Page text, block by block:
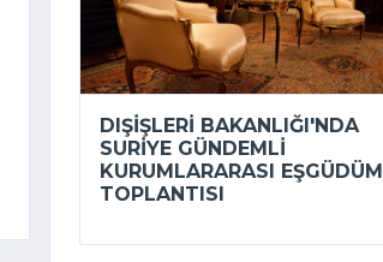
DIŞIŞLERI BAKANLIĞI'NDA
SURIYE GÜNDEMLI
KURUMLARARASI EŞGÜDÜM
TOPLANTISI